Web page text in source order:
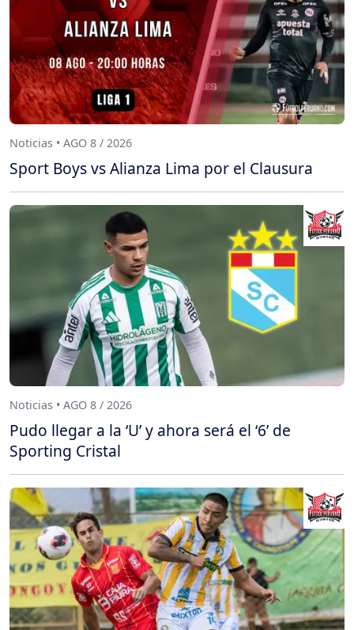
Noticias • AGO 8 / 2026
Sport Boys vs Alianza Lima por el Clausura
Noticias • AGO 8 / 2026
Pudo llegar a la ‘U’ y ahora será el ‘6’ de
Sporting Cristal